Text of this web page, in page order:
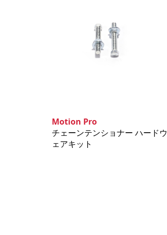
Motion Pro
チェーンテンショナー ハードウ
ェアキット